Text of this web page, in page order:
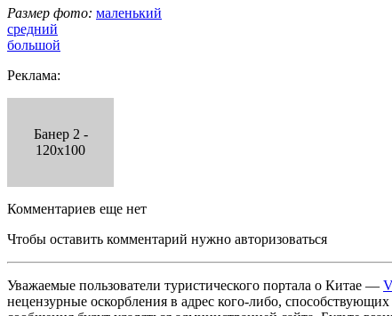
Размер фото: маленький
средний
большой
Реклама:
Банер 2 -
120x100
Комментариев еще нет
Чтобы оставить комментарий нужно авторизоваться
Уважаемые пользователи туристического портала о Китае —
нецензурные оскорбления в адрес кого-либо,